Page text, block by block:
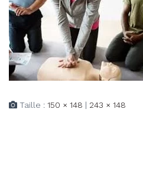
Taille : 150 × 148 | 243 × 148